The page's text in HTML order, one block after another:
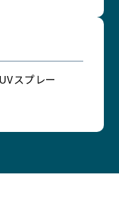
スプレー